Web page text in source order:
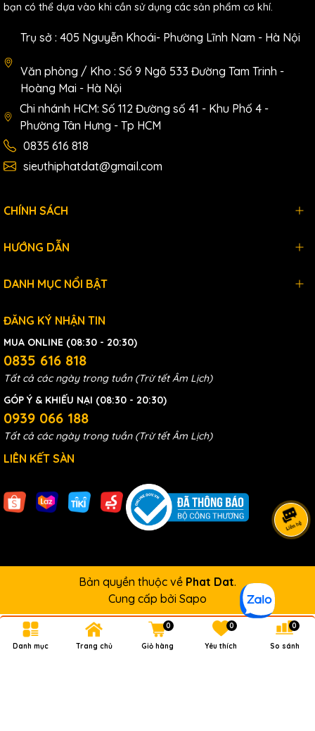
bạn có thể dựa vào khi cần sử dụng các sản phẩm cơ khí.
Trụ sở : 405 Nguyễn Khoái- Phường Lĩnh Nam - Hà Nội
Văn phòng / Kho : Số 9 Ngõ 533 Đường Tam Trinh -
Hoàng Mai - Hà Nội
Chi nhánh HCM: Số 112 Đường số 41 - Khu Phố 4 -
Phường Tân Hưng - Tp HCM
0835 616 818
sieuthiphatdat@gmail.com
CHÍNH SÁCH
HƯỚNG DẪN
DANH MỤC NỔI BẬT
ĐĂNG KÝ NHẬN TIN
MUA ONLINE (08:30 - 20:30)
0835 616 818
Tất cả các ngày trong tuần (Trừ tết Âm Lịch)
GÓP Ý & KHIẾU NẠI (08:30 - 20:30)
0939 066 188
Tất cả các ngày trong tuần (Trừ tết Âm Lịch)
LIÊN KẾT SÀN
Bản quyền thuộc về Phat Dat.
Cung cấp bởi Sapo
Danh mục Trang chủ Giỏ hàng
0
Yêu thích
0
So sánh
0